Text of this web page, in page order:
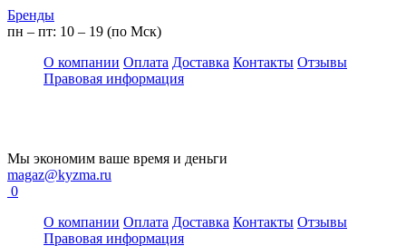
Бренды
пн – пт: 10 – 19 (по Мск)
О компании Оплата Доставка Контакты Отзывы
Правовая информация
Мы экономим ваше время и деньги
magaz@kyzma.ru
0
О компании Оплата Доставка Контакты Отзывы
Правовая информация